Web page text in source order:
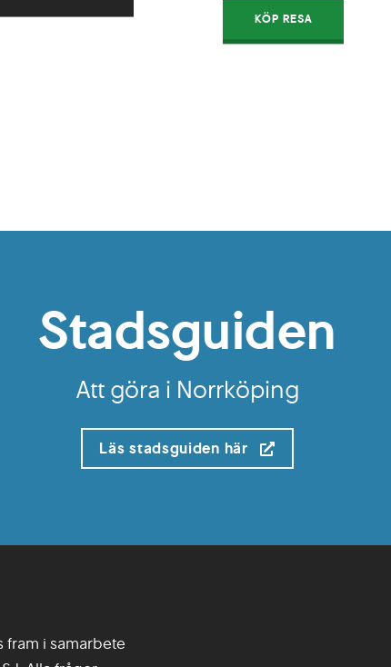
KÖP RESA
Stadsguiden
Att göra i Norrköping
Läs stadsguiden här(öppnas i nytt
fram i samarbete